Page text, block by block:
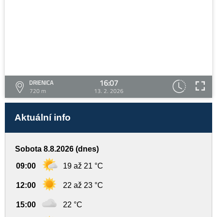
DRIENICA
720 m
16:07
13. 2. 2026
Aktuální info
Sobota 8.8.2026 (dnes)
09:00 19 až 21 °C
12:00 22 až 23 °C
15:00 22 °C